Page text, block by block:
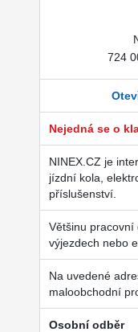
724
Nejedná se o
NINEX.CZ je
jízdní kola,
příslušenství.
Většinu pracovní
výjezdech nebo
Na uvedené
maloobchodní
Osobní odběr